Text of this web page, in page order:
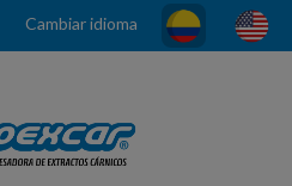
Cambiar idioma